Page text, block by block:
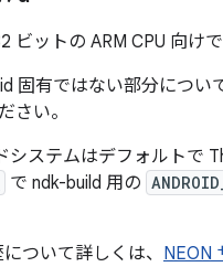
ビットの ARM CPU 向け
固有ではない部分につい
さい。
システムはデフォルトで
で ndk-build 用の
ついて詳しくは、 NEON